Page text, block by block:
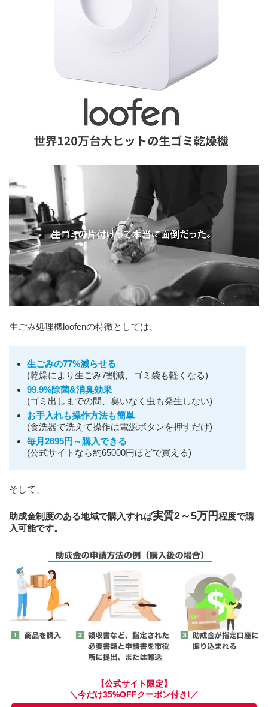
生ごみ処理機loofenの特徴としては、
生ごみの77%減らせる
(乾燥により生ごみ7割減、ゴミ袋も軽くなる)
99.9%除菌&消臭効果
(ゴミ出しまでの間、臭いなく虫も発生しない)
お手入れも操作方法も簡単
(食洗器で洗えて操作は電源ボタンを押すだけ)
毎月2695円～購入できる
(公式サイトなら約65000円ほどで買える)
そして、
助成金制度のある地域で購入すれば実質2～5万円程度で購
入可能です。
【公式サイト限定】
＼今だけ35%OFFクーポン付き!／